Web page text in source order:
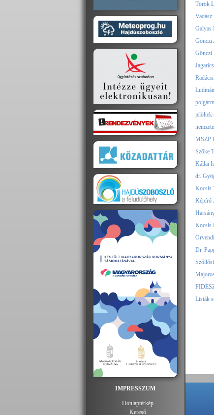
Török
Vadász
Galyas
Gönczi
Gönczi
jelöltek
MSZP
Szőke
Kállai
dr.
Kocsis
Képíró
Kocsis
Dr.
Listák
IMPRESSZUM
Honlaptérkép
Kereső